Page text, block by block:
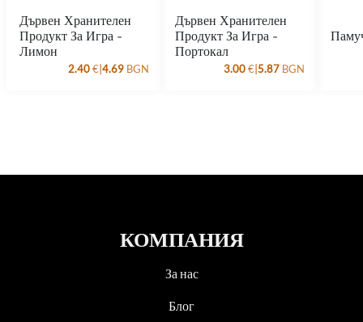
Дървен Хранителен
Продукт За Игра -
Лимон
2.40€|4.69 BGN
Дървен Хранителен
Продукт За Игра -
Портокал
3.00€|5.87 BGN
КОМПАНИЯ
За нас
Блог